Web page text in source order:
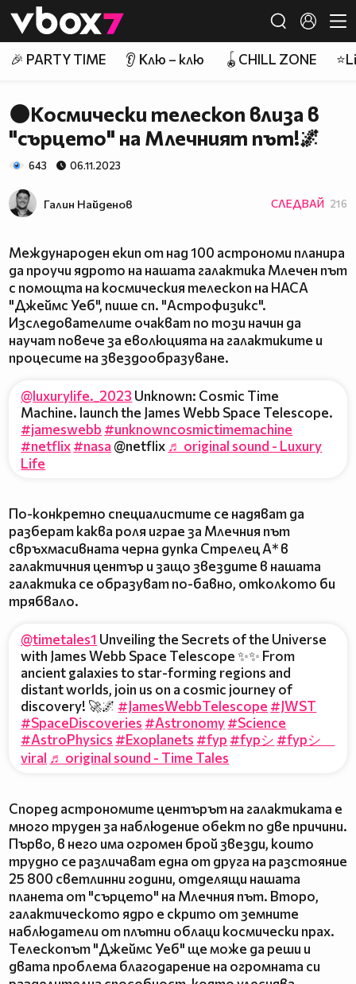
👾
🎉 PARTY TIME 👂 Клю – клю 🪀CHILL ZONE
🌑Космически телескоп влиза в
"сърцето" на Млечният път!🌌
643 06.11.2023
Галин Найденов СЛЕДВАЙ 216
Международен екип от над 100 астрономи планира
да проучи ядрото на нашата галактика Млечен път
с помощта на космическия телескоп на НАСА
"Джеймс Уеб", пише сп. "Астрофизикс".
Изследователите очакват по този начин да
научат повече за еволюцията на галактиките и
процесите на звездообразуване.
@luxurylife._2023 Unknown: Cosmic Time
Machine. launch the James Webb Space Telescope.
#jameswebb #unknowncosmictimemachine
#netflix#nasa @netflix ♬ original sound - Luxury
Life
По-конкретно специалистите се надяват да
разберат каква роля играе за Млечния път
свръхмасивната черна дупка Стрелец А* в
галактичния център и защо звездите в нашата
галактика се образуват по-бавно, отколкото би
трябвало.
@timetales1 Unveiling the Secrets of the Universe
with James Webb Space Telescope ✨✨ From
ancient galaxies to star-forming regions and
distant worlds, join us on a cosmic journey of
discovery! 🚀🌌 #JamesWebbTelescope #JWST
#SpaceDiscoveries #Astronomy#Science
#AstroPhysics #Exoplanets #fyp #fypシ #fypシ゚
viral ♬ original sound - Time Tales
Според астрономите центърът на галактиката е
много труден за наблюдение обект по две причини.
Първо, в него има огромен брой звезди, които
трудно се различават една от друга на разстояние
25 800 светлинни години, отделящи нашата
планета от "сърцето" на Млечния път. Второ,
галактическото ядро е скрито от земните
наблюдатели от плътни облаци космически прах.
Телескопът "Джеймс Уеб" ще може да реши и
двата проблема благодарение на огромната си